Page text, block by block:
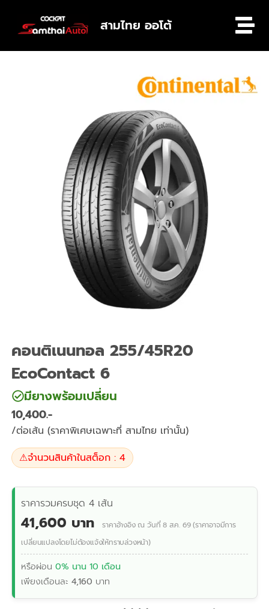
สามไทย ออโต้
คอนติเนนทอล 255/45R20
EcoContact 6
มียางพร้อมเปลี่ยน
10,400
/ต่อเส้น (ราคาพิเศษเฉพาะที่ สามไทย เท่านั้น)
⚠จำนวนสินค้าในสต็อก : 4
ราคารวมครบชุด 4 เส้น
41,600 บาท
ราคาอ้างอิง ณ วันที่ 8 ส.ค. 69 (ราคาอาจมีการ
เปลี่ยนแปลงโดยไม่ต้องแจ้งให้ทราบล่วงหน้า)
หรือผ่อน0% นาน 10 เดือน
เพียงเดือนละ4,160 บาท